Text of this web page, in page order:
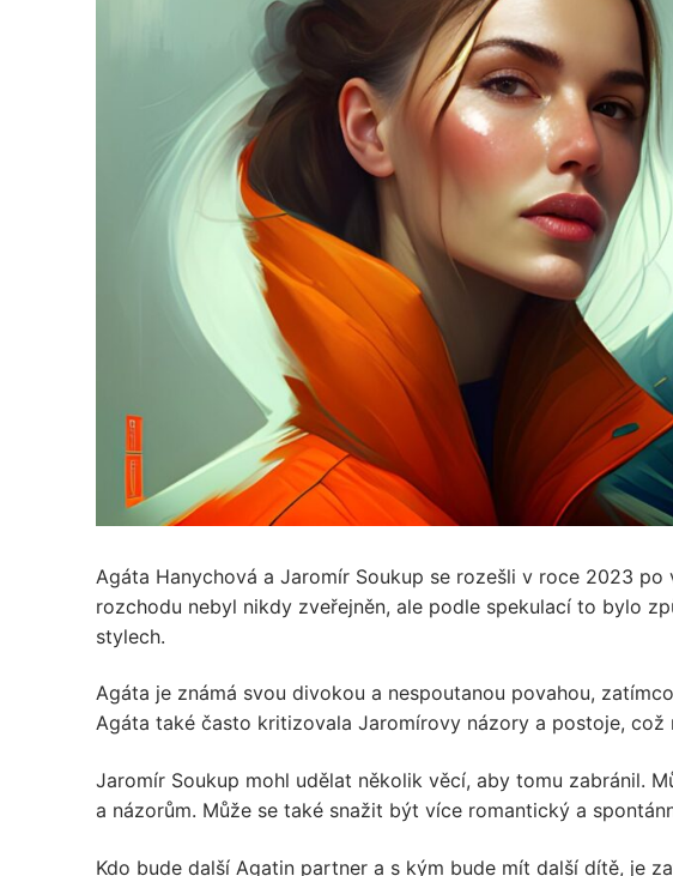
Agáta Hanychová a Jaromír Soukup se rozešli v roce 2023
rozchodu nebyl nikdy zveřejněn, ale podle spekulací to bylo
stylech.
Agáta je známá svou divokou a nespoutanou povahou,
Agáta také často kritizovala Jaromírovy názory a postoje,
Jaromír Soukup mohl udělat několik věcí, aby tomu zabránil.
a názorům. Může se také snažit být více romantický a
Kdo bude další Agatin partner a s kým bude mít další dítě, je